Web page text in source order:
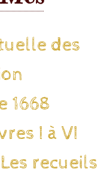
des
1668
I à VI
recueils